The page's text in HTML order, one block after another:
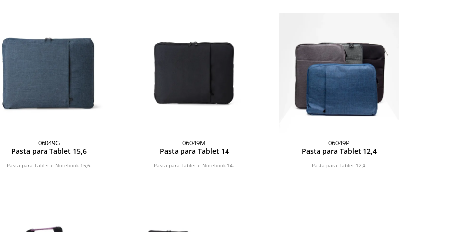
06049G
Pasta para Tablet 15,6
Pasta para Tablet e Notebook 15,6.
06049M
Pasta para Tablet 14
Pasta para Tablet e Notebook 14.
06049P
Pasta para Tablet 12,4
Pasta para Tablet 12,4.